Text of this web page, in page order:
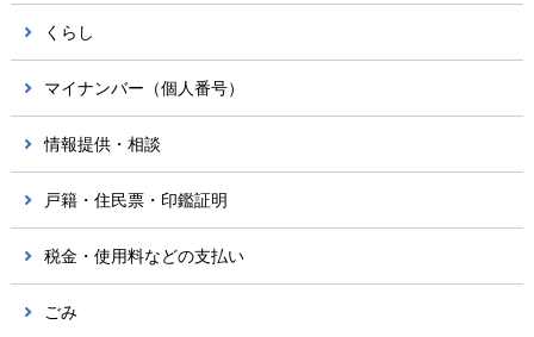
くらし
マイナンバー（個人番号）
情報提供・相談
戸籍・住民票・印鑑証明
税金・使用料などの支払い
ごみ